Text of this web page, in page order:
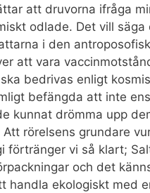
att druvorna ifråga
odlade. Det vill säga
i den
att vara
bedrivas enligt
befängda att inte
kunnat drömma upp
Att rörelsens grundare
förtränger vi så klart;
och det
handla ekologiskt med